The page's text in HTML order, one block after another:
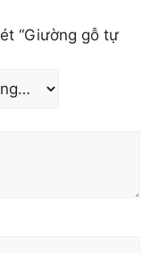
“Giường gỗ tự